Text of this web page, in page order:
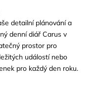
detailní plánování a
denní diář Carus v
prostor pro
událostí nebo
pro každý den roku.